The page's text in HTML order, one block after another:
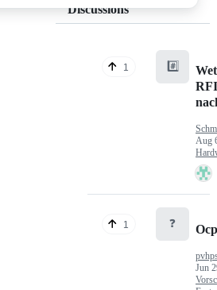
Discussions
1 #️⃣
Aug
1 ❓
Jun